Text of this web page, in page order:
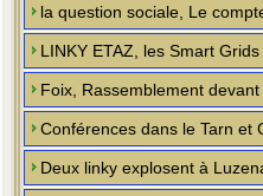
la question sociale, Le
LINKY ETAZ, les Smart Grids
Foix, Rassemblement
Conférences dans le Tarn et
Deux linky explosent à